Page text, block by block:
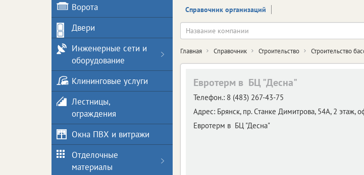
Справочник организаций
Главная Справочник Строительство Строительство
Евротерм в БЦ "Десна"
Телефон.: 8 (483) 267-43-75
Адрес: Брянск, пр. Станке Димитрова, 54А, 2 этаж,
Евротерм в БЦ "Десна"
Ворота
Двери
Инженерные сети и
оборудование
Клининговые услуги
Лестницы,
ограждения
Окна ПВХ и витражи
Отделочные
материалы